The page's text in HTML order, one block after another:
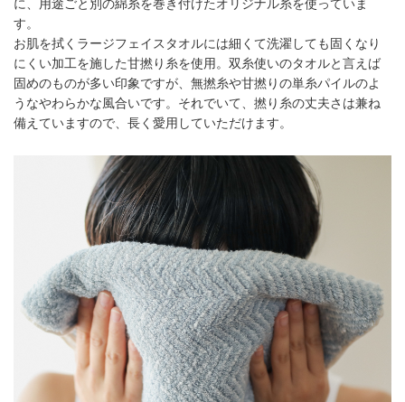
に、用途ごと別の綿糸を巻き付けたオリジナル糸を使っていま
す。
お肌を拭くラージフェイスタオルには細くて洗濯しても固くなり
にくい加工を施した甘撚り糸を使用。双糸使いのタオルと言えば
固めのものが多い印象ですが、無撚糸や甘撚りの単糸パイルのよ
うなやわらかな風合いです。それでいて、撚り糸の丈夫さは兼ね
備えていますので、長く愛用していただけます。